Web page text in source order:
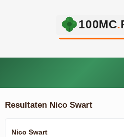
Resultaten Nico Swart
Nico Swart